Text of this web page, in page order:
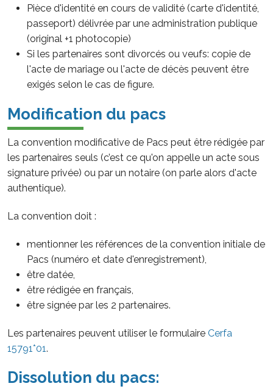
Pièce d'identité en cours de validité (carte d'identité,
passeport) délivrée par une administration publique
(original +1 photocopie)
Si les partenaires sont divorcés ou veufs: copie de
l'acte de mariage ou l'acte de décès peuvent être
exigés selon le cas de figure.
Modification du pacs
La convention modificative de Pacs peut être rédigée par
les partenaires seuls (c’est ce qu'on appelle un acte sous
signature privée) ou par un notaire (on parle alors d'acte
authentique).
La convention doit :
mentionner les références de la convention initiale de
Pacs (numéro et date d'enregistrement),
être datée,
être rédigée en français,
être signée par les 2 partenaires.
Les partenaires peuvent utiliser le formulaire Cerfa
15791*01.
Dissolution du pacs: